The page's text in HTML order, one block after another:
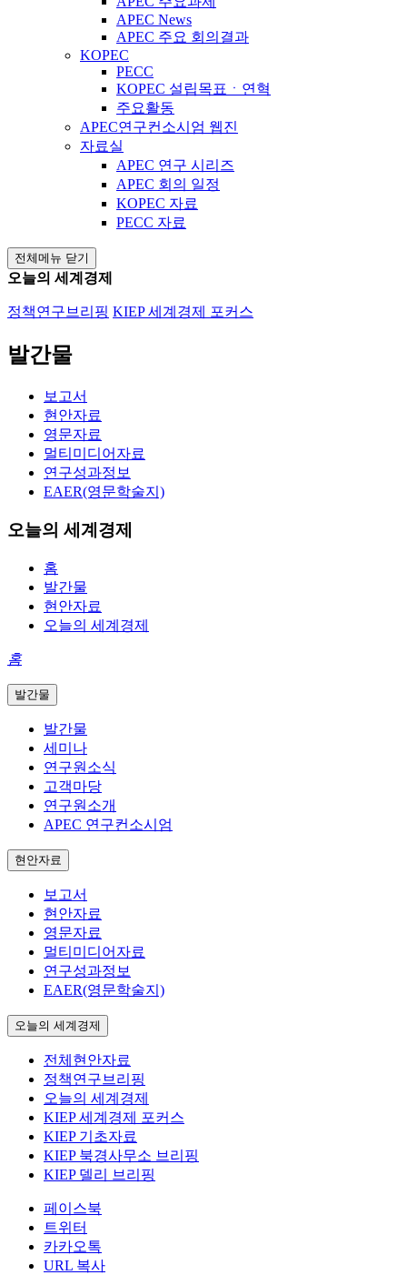
APEC News
APEC 주요 회의결과
KOPEC
PECC
KOPEC 설립목표ㆍ연혁
주요활동
APEC연구컨소시엄 웹진
자료실
APEC 연구 시리즈
APEC 회의 일정
KOPEC 자료
PECC 자료
전체메뉴 닫기
오늘의 세계경제
정책연구브리핑 KIEP 세계경제 포커스
발간물
보고서
현안자료
영문자료
멀티미디어자료
연구성과정보
EAER(영문학술지)
오늘의 세계경제
홈
발간물
현안자료
오늘의 세계경제
홈
발간물
발간물
세미나
연구원소식
고객마당
연구원소개
APEC 연구컨소시엄
현안자료
보고서
현안자료
영문자료
멀티미디어자료
연구성과정보
EAER(영문학술지)
오늘의 세계경제
전체현안자료
정책연구브리핑
오늘의 세계경제
KIEP 세계경제 포커스
KIEP 기초자료
KIEP 북경사무소 브리핑
KIEP 델리 브리핑
페이스북
트위터
카카오톡
URL 복사